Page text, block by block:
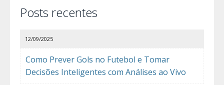
Posts recentes
Como Prever Gols no Futebol e Tomar
Decisões Inteligentes com Análises ao Vivo
12/09/2025